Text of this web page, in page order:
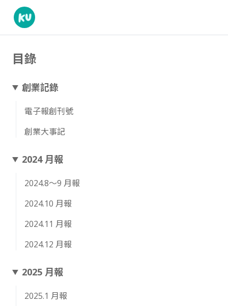
目錄
創業記錄
電子報創刊號
創業大事記
2024 月報
2024.8～9 月報
2024.10 月報
2024.11 月報
2024.12 月報
2025 月報
2025.1 月報